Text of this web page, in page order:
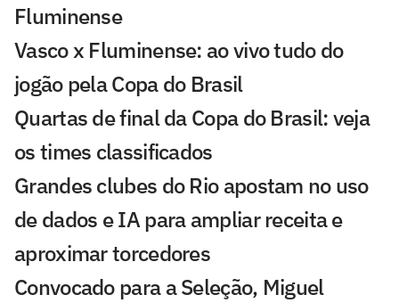
Fluminense
Vasco x Fluminense: ao vivo tudo do
jogão pela Copa do Brasil
Quartas de final da Copa do Brasil: veja
os times classificados
Grandes clubes do Rio apostam no uso
de dados e IA para ampliar receita e
aproximar torcedores
Convocado para a Seleção, Miguel